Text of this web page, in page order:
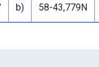
b) 58-43,779N